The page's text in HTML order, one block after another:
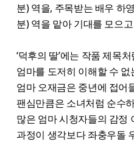
분) 역을, 주목받는 배우 하
분) 역을 맡아 기대를 모으
‘덕후의 딸’에는 작품 제목
엄마를 도저히 이해할 수
엄마 오재금은 중년에 접어
팬심만큼은 소녀처럼 순수
많은 엄마 시청자들의 감정
과정이 생각보다 좌충우돌